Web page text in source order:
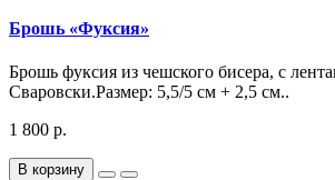
Брошь «Фуксия»
Брошь фуксия из чешского бисера, с
Сваровски.Размер: 5,5/5 см + 2,5 см..
1 800 р.
В корзину